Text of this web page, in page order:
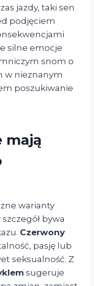
jazdy, taki sen
podjęciem
silne emocje
snom o
w nieznanym
poszukiwanie
mają
warianty
bywa
Czerwony
pasję lub
seksualność. Z
sugeruje